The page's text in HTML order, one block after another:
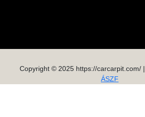
Copyright © 2025 https://carcarpit.com/ |
ÁSZF